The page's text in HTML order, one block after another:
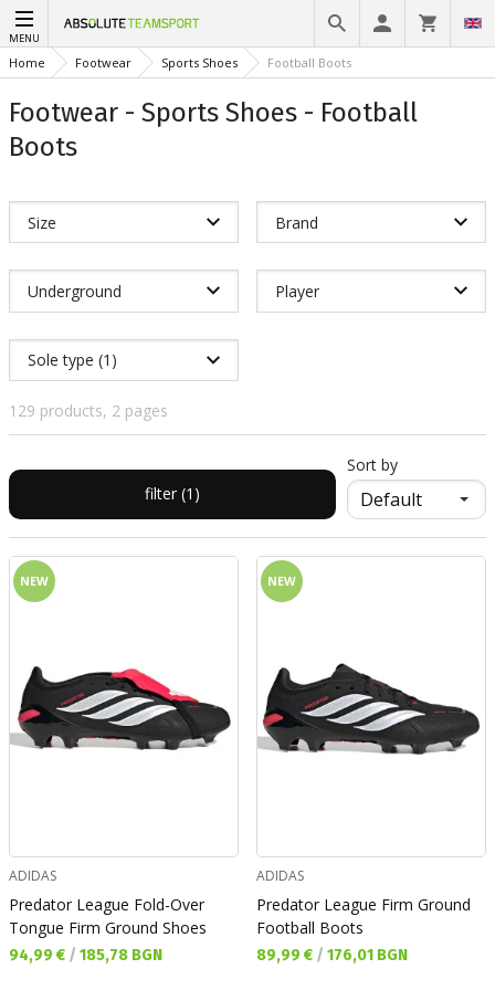
MENU
Home Footwear Sports Shoes Football Boots
Footwear - Sports Shoes - Football
Boots
Size Brand
Underground Player
Sole type (1)
129 products, 2 pages
filter (1)
Sort by
NEW
ADIDAS
Predator League Fold-Over
Tongue Firm Ground Shoes
Текуща цена:
94,99 € / 185,78 BGN
NEW
ADIDAS
Predator League Firm Ground
Football Boots
Текуща цена:
89,99 € / 176,01 BGN